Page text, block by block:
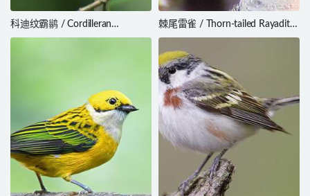
科迪纹霸鹟 / Cordilleran
Flycatcher / Empidonax
棘尾雷雀 / Thorn-tailed Rayadito
/ Aphrastura spinicauda